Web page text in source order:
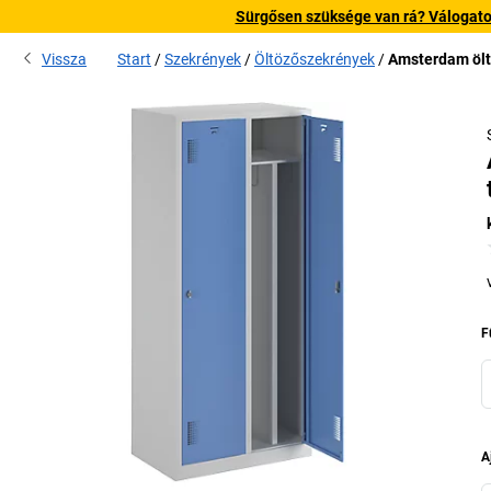
Sürgősen szüksége van rá?
Vissza Start Szekrények Öltözőszekrények Amsterdam